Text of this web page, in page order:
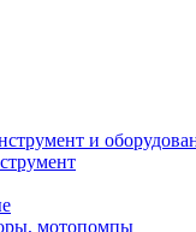
и
мотопомпы